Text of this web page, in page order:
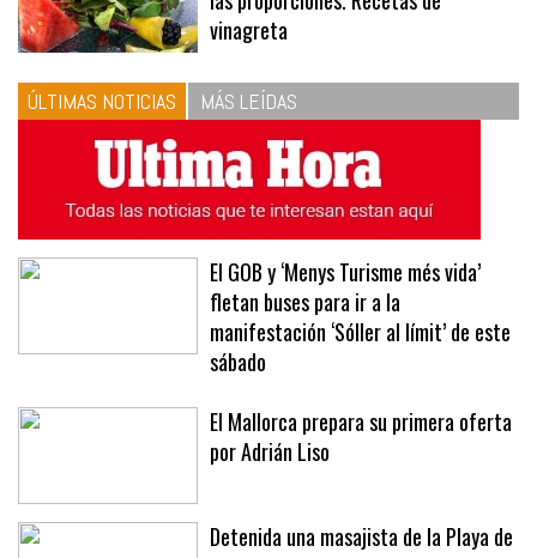
10La vinagreta perfecta: respeta
las proporciones. Recetas de
vinagreta
ÚLTIMAS NOTICIAS MÁS LEÍDAS
El GOB y ‘Menys Turisme més vida’
fletan buses para ir a la
manifestación ‘Sóller al límit’ de este
sábado
El Mallorca prepara su primera oferta